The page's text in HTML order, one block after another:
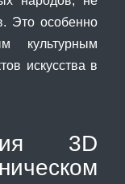
Это особенно
культурным
искусства в
3D